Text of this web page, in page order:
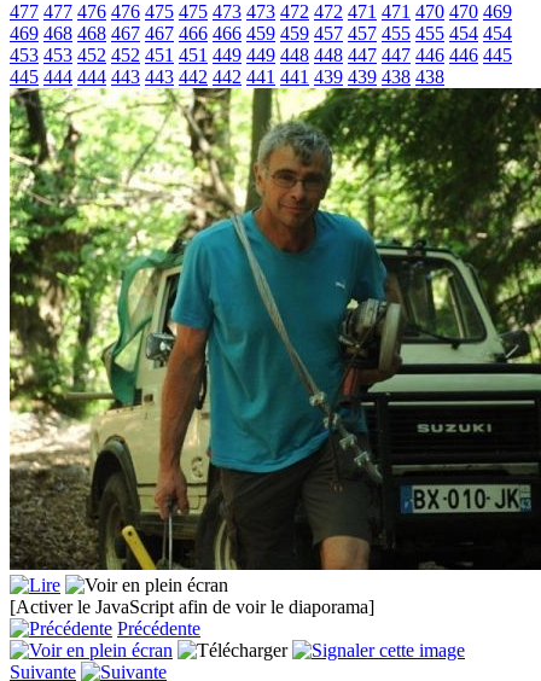
477 477 476 476 475 475 473 473 472 472 471 471 470 470 469
469 468 468 467 467 466 466 459 459 457 457 455 455 454 454
453 453 452 452 451 451 449 449 448 448 447 447 446 446 445
445 444 444 443 443 442 442 441 441 439 439 438 438
[Activer le JavaScript afin de voir le diaporama]
Précédente
Suivante